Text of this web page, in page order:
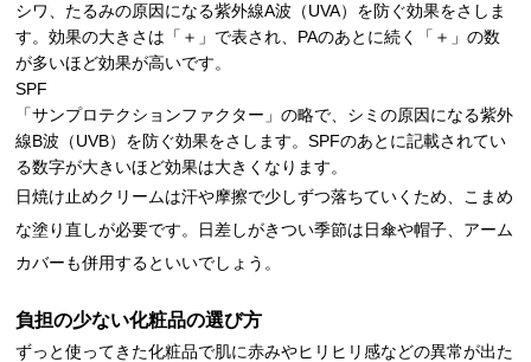
シワ、たるみの原因になる紫外線A波（UVA）を防ぐ効果をさしま
す。効果の大きさは「＋」で表され、PAのあとに続く「＋」の数
が多いほど効果が高いです。
SPF
「サンプロテクションファクター」の略で、シミの原因になる紫外
線B波（UVB）を防ぐ効果をさします。SPFのあとに記載されてい
る数字が大きいほど効果は大きくなります。
日焼け止めクリームは汗や摩擦で少しずつ落ちていくため、こまめ
な塗り直しが必要です。日差しがきつい季節は日傘や帽子、アーム
カバーも併用するといいでしょう。
負担の少ない化粧品の選び方
ずっと使ってきた化粧品で肌に赤みやヒリヒリ感などの異常が出た